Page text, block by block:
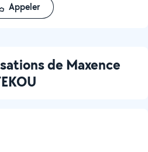
Appeler
de Maxence